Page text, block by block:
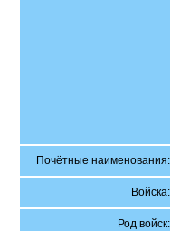
Почётные наименования:
Войска:
Род войск: